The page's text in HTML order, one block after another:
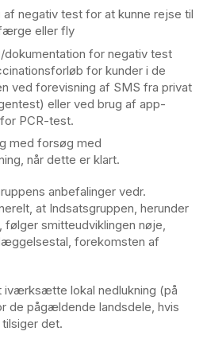
af negativ test for at kunne rejse til
eller fly
dokumentation for negativ test
for kunder i de
ved forevisning af SMS fra privat
eller ved brug af app-
PCR-test.
med forsøg med
når dette er klart.
anbefalinger vedr.
at Indsatsgruppen, herunder
følger smitteudviklingen nøje,
forekomsten af
iværksætte lokal nedlukning (på
de pågældende landsdele, hvis
det.